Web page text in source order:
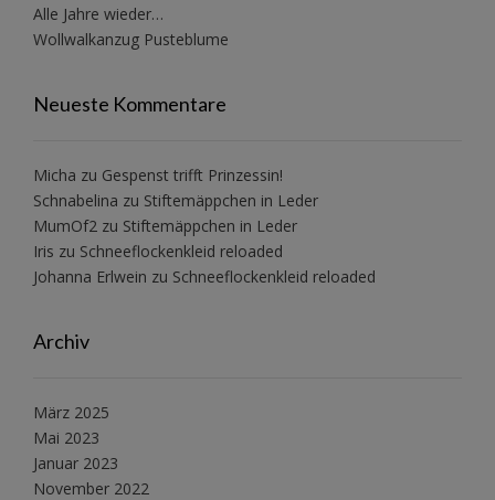
Alle Jahre wieder…
Wollwalkanzug Pusteblume
Neueste Kommentare
Micha zu Gespenst trifft Prinzessin!
Schnabelina zu Stiftemäppchen in Leder
MumOf2 zu Stiftemäppchen in Leder
Iris zu Schneeflockenkleid reloaded
Johanna Erlwein zu Schneeflockenkleid reloaded
Archiv
März 2025
Mai 2023
Januar 2023
November 2022